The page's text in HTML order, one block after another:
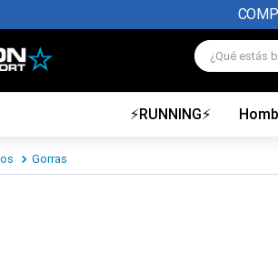
¿Qué estás
⚡RUNNING⚡
Gorras
TÉRMINOS MÁS BUSCADOS
2.
zapatillas nike